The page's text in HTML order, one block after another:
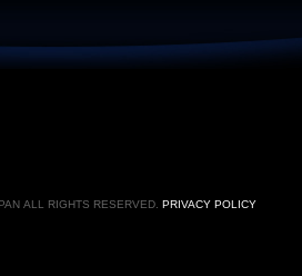
ALL RIGHTS RESERVED. PRIVACY POLICY